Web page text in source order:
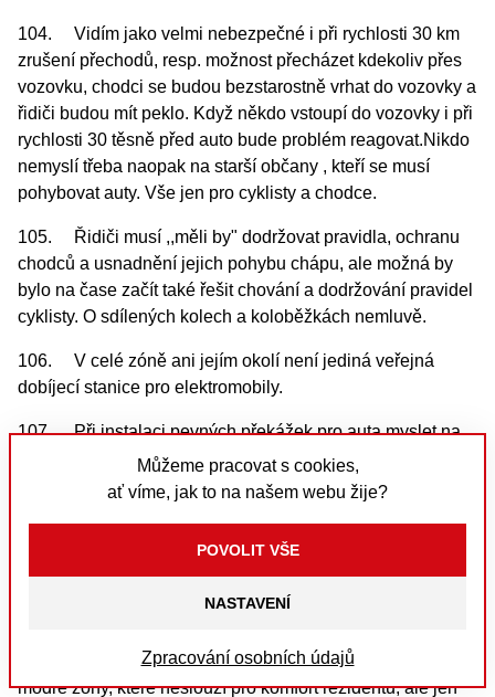
Můžeme pracovat s cookies,
ať víme, jak to na našem webu žije?
NASTAVENÍ
Zpracování osobních údajů
104. Vidím jako velmi nebezpečné i při rychlosti 30 km
zrušení přechodů, resp. možnost přecházet kdekoliv přes
vozovku, chodci se budou bezstarostně vrhat do vozovky a
řidiči budou mít peklo. Když někdo vstoupí do vozovky i při
rychlosti 30 těsně před auto bude problém reagovat.Nikdo
nemyslí třeba naopak na starší občany , kteří se musí
pohybovat auty. Vše jen pro cyklisty a chodce.
105. Řidiči musí ,,měli by" dodržovat pravidla, ochranu
chodců a usnadnění jejich pohybu chápu, ale možná by
bylo na čase začít také řešit chování a dodržování pravidel
cyklisty. O sdílených kolech a koloběžkách nemluvě.
106. V celé zóně ani jejím okolí není jediná veřejná
dobíjecí stanice pro elektromobily.
107. Při instalaci pevných překážek pro auta myslet na
to, že může nastat situace, kdy musí zablokovanou
lokalitou projet auto - např. IZS a měla by ta možnost být –
108. Obecně mě štve "cykloteror" a neustále se snižující
počet parkovacích míst. Cyklisté si dělají co chtějí, jezdí po
chodnících vedle cyklopruhů. Štve mě, že je málo policistů
v ulicích Žižkova. A štve mě "podvod století", Vaše "slavné"
modré zóny, které neslouží pro komfort rezidentů, ale jen